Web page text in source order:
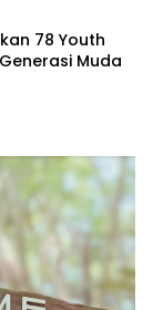
78 Youth
Muda